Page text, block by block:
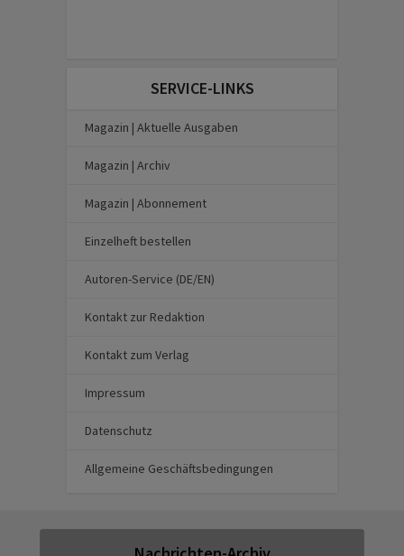
SERVICE-LINKS
Magazin | Aktuelle Ausgaben
Magazin | Archiv
Magazin | Abonnement
Einzelheft bestellen
Autoren-Service (DE/EN)
Kontakt zur Redaktion
Kontakt zum Verlag
Impressum
Datenschutz
Allgemeine Geschäftsbedingungen